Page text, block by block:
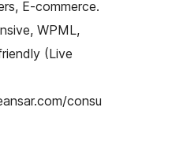
E-commerce.
WPML,
(Live
consu